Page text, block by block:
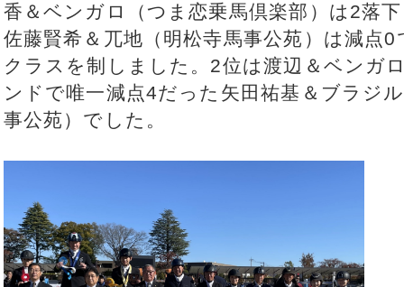
香＆ベンガロ（つま恋乗馬倶楽部）は2落
佐藤賢希＆兀地（明松寺馬事公苑）は減点
クラスを制しました。2位は渡辺＆ベンガ
ンドで唯一減点4だった矢田祐基＆ブラジ
事公苑）でした。